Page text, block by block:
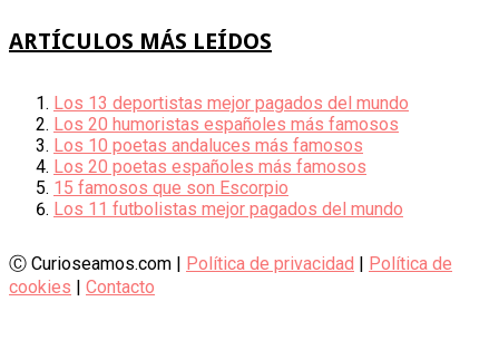
ARTÍCULOS MÁS LEÍDOS
Los 13 deportistas mejor pagados del mundo
Los 20 humoristas españoles más famosos
Los 10 poetas andaluces más famosos
Los 20 poetas españoles más famosos
15 famosos que son Escorpio
Los 11 futbolistas mejor pagados del mundo
Ⓒ Curioseamos.com | Política de privacidad | Política de
cookies | Contacto